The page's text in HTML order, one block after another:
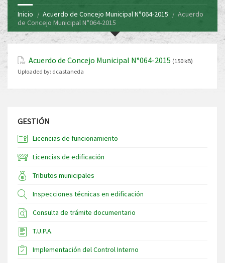
Inicio Acuerdo de Concejo Municipal N°064-2015
Acuerdo
de Concejo Municipal N°064-2015
Acuerdo de Concejo Municipal N°064-2015 (150 kB)
Uploaded by: dcastaneda
GESTIÓN
Licencias de funcionamiento
Licencias de edificación
Tributos municipales
Inspecciones técnicas en edificación
Consulta de trámite documentario
T.U.P.A.
Implementación del Control Interno